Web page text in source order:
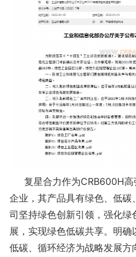
复星合力作为CRB600H高
企业，其产品具有绿色、低
司坚持绿色创新引领，强化
展，实现绿色低碳共享。明
低碳、循环经济为战略发展